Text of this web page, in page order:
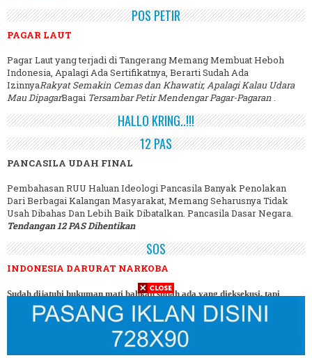
POS PETIR
PAGAR LAUT
Pagar Laut yang terjadi di Tangerang Memang Membuat Heboh
Indonesia, Apalagi Ada Sertifikatnya, Berarti Sudah Ada
IzinnyaRakyat Semakin Cemas dan Khawatir, Apalagi Kalau Udara
Mau DipagarBagai Tersambar Petir Mendengar Pagar-Pagaran.
HALLO KRING..!!!
12 PAS
PANCASILA UDAH FINAL
Pembahasan RUU Haluan Ideologi Pancasila Banyak Penolakan
Dari Berbagai Kalangan Masyarakat, Memang Seharusnya Tidak
Usah Dibahas Dan Lebih Baik Dibatalkan. Pancasila Dasar Negara.
Tendangan 12 PAS Dihentikan
SOS
INDONESIA DARURAT NARKOBA
Sudah dijatuhi hukuman mati bahkan sudah ada yang dieksekusi, tapi
masih banyak bandar narkoba semakin merajalela, terbukti banyak yang
ditangkap petugas Polisi maupun BNN (Badan Narkotika Nasional) tapi
belum kapok juga mereka, justru sipir penjara malah terlibat. Kalau sudah
darurat begini, hukuman mati jangan berhenti, jalan terus!.